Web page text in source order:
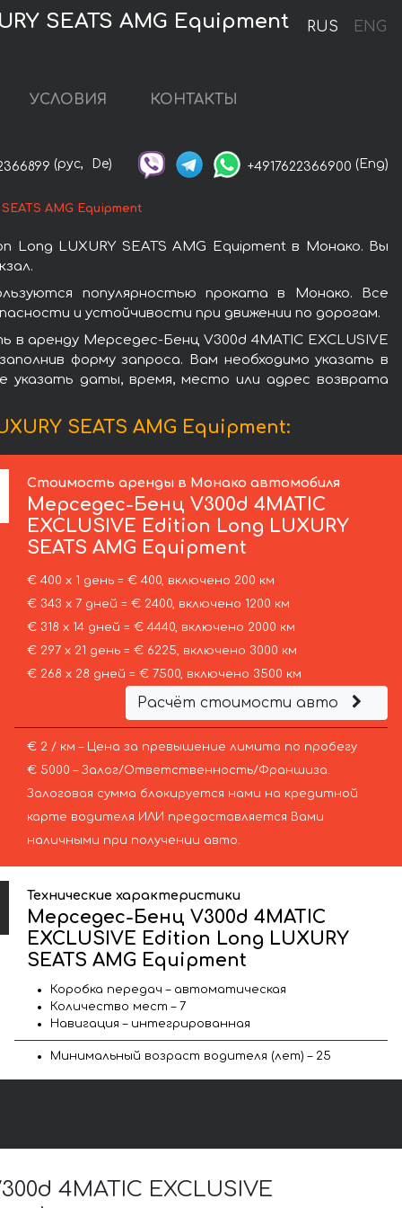
RUS ENG
SEATS AMG Equipment
УСЛОВИЯ КОНТАКТЫ
(рус, De) +4917622366900 (Eng)
AMG Equipment
LUXURY SEATS AMG Equipment в Монако. Вы
популярностью проката в Монако. Все
и устойчивости при движении по дорогам.
аренду Мерседес-Бенц V300d 4MATIC EXCLUSIVE
форму запроса. Вам необходимо указать в
даты, время, место или адрес возврата
SEATS AMG Equipment:
Стоимость аренды в Монако автомобиля
Мерседес-Бенц V300d 4MATIC
EXCLUSIVE Edition Long LUXURY
SEATS AMG Equipment
€ 400 х 1 день = € 400, включено 200 км
€ 343 х 7 дней = € 2400, включено 1200 км
€ 318 х 14 дней = € 4440, включено 2000 км
€ 297 х 21 день = € 6225, включено 3000 км
€ 268 х 28 дней = € 7500, включено 3500 км
Расчёт стоимости авто
€ 2 / км – Цена за превышение лимита по пробегу
€ 5000 – Залог/Ответственность/Франшиза.
Залоговая сумма блокируется нами на кредитной
карте водителя ИЛИ предоставляется Вами
наличными при получении авто.
Технические характеристики
Мерседес-Бенц V300d 4MATIC
EXCLUSIVE Edition Long LUXURY
SEATS AMG Equipment
Коробка передач – автоматическая
Количество мест – 7
Навигация – интегрированная
Минимальный возраст водителя (лет) – 25
4MATIC EXCLUSIVE